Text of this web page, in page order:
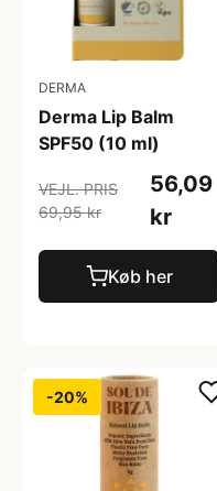
DERMA
Derma Lip Balm
SPF50 (10 ml)
VEJL. PRIS
69,95 kr
56,09
kr
Køb her
-20%